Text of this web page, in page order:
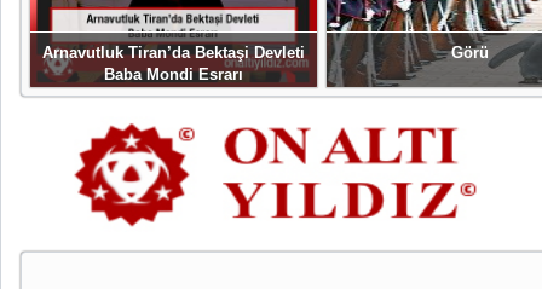
Arnavutluk Tiran’da Bektaşi Devleti
Baba Mondi Esrarı
Görü